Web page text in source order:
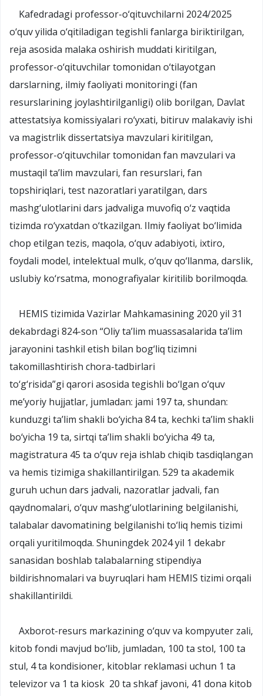
Kafedradagi professor-o‘qituvchilarni 2024/2025
o‘quv yilida o‘qitiladigan tegishli fanlarga biriktirilgan,
reja asosida malaka oshirish muddati kiritilgan,
professor-o‘qituvchilar tomonidan o‘tilayotgan
darslarning, ilmiy faoliyati monitoringi (fan
resurslarining joylashtirilganligi) olib borilgan, Davlat
attestatsiya komissiyalari ro‘yxati, bitiruv malakaviy ishi
va magistrlik dissertatsiya mavzulari kiritilgan,
professor-o‘qituvchilar tomonidan fan mavzulari va
mustaqil ta’lim mavzulari, fan resurslari, fan
topshiriqlari, test nazoratlari yaratilgan, dars
mashg‘ulotlarini dars jadvaliga muvofiq o‘z vaqtida
tizimda ro‘yxatdan o‘tkazilgan. Ilmiy faoliyat bo‘limida
chop etilgan tezis, maqola, o‘quv adabiyoti, ixtiro,
foydali model, intelektual mulk, o‘quv qo‘llanma, darslik,
uslubiy ko‘rsatma, monografiyalar kiritilib borilmoqda.
HEMIS tizimida Vazirlar Mahkamasining 2020 yil 31
dekabrdagi 824-son “Oliy ta’lim muassasalarida ta’lim
jarayonini tashkil etish bilan bog‘liq tizimni
takomillashtirish chora-tadbirlari
to‘g‘risida”gi qarori asosida tegishli bo‘lgan o‘quv
me’yoriy hujjatlar, jumladan: jami 197 ta, shundan:
kunduzgi ta’lim shakli bo‘yicha 84 ta, kechki ta’lim shakli
bo‘yicha 19 ta, sirtqi ta’lim shakli bo‘yicha 49 ta,
magistratura 45 ta o‘quv reja ishlab chiqib tasdiqlangan
va hemis tizimiga shakillantirilgan. 529 ta akademik
guruh uchun dars jadvali, nazoratlar jadvali, fan
qaydnomalari, o‘quv mashg‘ulotlarining belgilanishi,
talabalar davomatining belgilanishi to‘liq hemis tizimi
orqali yuritilmoqda. Shuningdek 2024 yil 1 dekabr
sanasidan boshlab talabalarning stipendiya
bildirishnomalari va buyruqlari ham HEMIS tizimi orqali
shakillantirildi.
Axborot-resurs markazining o‘quv va kompyuter zali,
kitob fondi mavjud bo‘lib, jumladan, 100 ta stol, 100 ta
stul, 4 ta kondisioner, kitoblar reklamasi uchun 1 ta
televizor va 1 ta kiosk 20 ta shkaf javoni, 41 dona kitob